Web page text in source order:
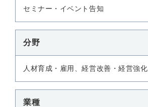
セミナー・イベント告知
分野
人材育成・雇用、経営改善・経営強化
業種